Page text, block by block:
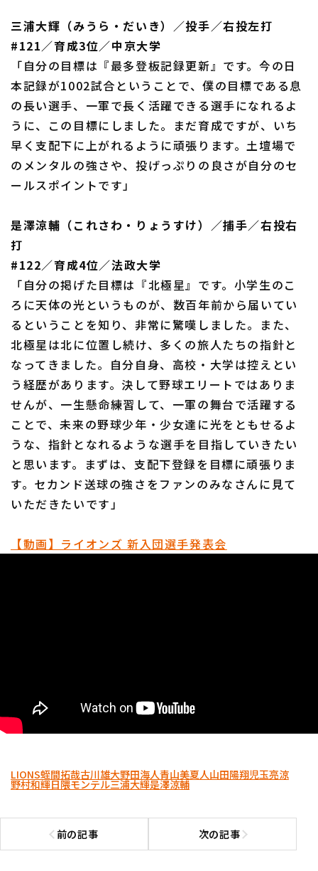
三浦大輝（みうら・だいき）／投手／右投左打
#121／育成3位／中京大学
「自分の目標は『最多登板記録更新』です。今の日
本記録が1002試合ということで、僕の目標である息
の長い選手、一軍で長く活躍できる選手になれるよ
うに、この目標にしました。まだ育成ですが、いち
早く支配下に上がれるように頑張ります。土壇場で
のメンタルの強さや、投げっぷりの良さが自分のセ
ールスポイントです」
是澤涼輔（これさわ・りょうすけ）／捕手／右投右
打
#122／育成4位／法政大学
「自分の掲げた目標は『北極星』です。小学生のこ
ろに天体の光というものが、数百年前から届いてい
るということを知り、非常に驚嘆しました。また、
北極星は北に位置し続け、多くの旅人たちの指針と
なってきました。自分自身、高校・大学は控えとい
う経歴があります。決して野球エリートではありま
せんが、一生懸命練習して、一軍の舞台で活躍する
ことで、未来の野球少年・少女達に光をともせるよ
うな、指針となれるような選手を目指していきたい
と思います。まずは、支配下登録を目標に頑張りま
す。セカンド送球の強さをファンのみなさんに見て
いただきたいです」
【動画】ライオンズ 新入団選手発表会
LIONS蛭間拓哉古川雄大野田海人青山美夏人山田陽翔児玉亮涼
野村和輝日隈モンテル三浦大輝是澤涼輔
前の記事
前の記事へ 次の記事次の記事へ